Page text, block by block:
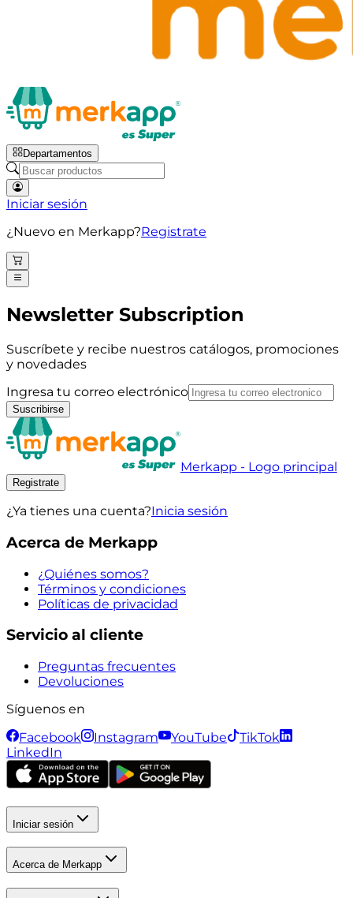
Departamentos
Iniciar sesión
¿Nuevo en Merkapp?Registrate
Newsletter Subscription
Suscríbete y recibe nuestros catálogos, promociones
y novedades
Ingresa tu correo electrónico
Suscribirse
Merkapp - Logo principal
Registrate
¿Ya tienes una cuenta?Inicia sesión
Acerca de Merkapp
¿Quiénes somos?
Términos y condiciones
Políticas de privacidad
Servicio al cliente
Preguntas frecuentes
Devoluciones
Síguenos en
Facebook
Instagram YouTube
TikTok
LinkedIn
Iniciar sesión
Acerca de Merkapp